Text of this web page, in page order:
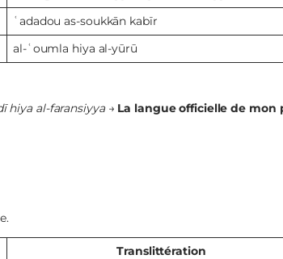
ʿadadou as-soukkān kabīr
al-ʿoumla hiya al-yūrū
hiya al-faransiyya→ La langue officielle de mon
Translittération